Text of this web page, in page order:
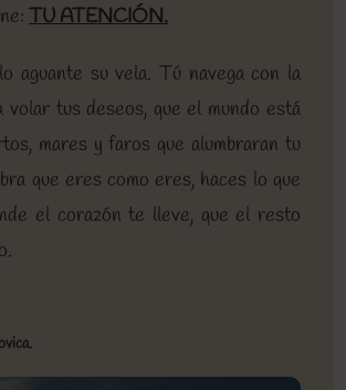
TU ATENCIÓN.
aguante su vela. Tú navega con la
volar tus deseos, que el mundo está
mares y faros que alumbraran tu
que eres como eres, haces lo que
el corazón te lleve, que el resto